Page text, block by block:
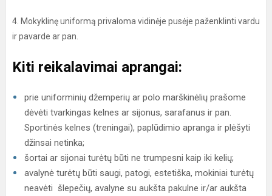
4. Mokyklinę uniformą privaloma vidinėje pusėje paženklinti vardu
ir pavarde ar pan.
Kiti reikalavimai aprangai:
prie uniforminių džemperių ar polo marškinėlių prašome
dėvėti tvarkingas kelnes ar sijonus, sarafanus ir pan.
Sportinės kelnes (treningai), paplūdimio apranga ir plėšyti
džinsai netinka;
šortai ar sijonai turėtų būti ne trumpesni kaip iki kelių;
avalynė turėtų būti saugi, patogi, estetiška, mokiniai turėtų
neavėti šlepečių, avalyne su aukšta pakulne ir/ar aukšta